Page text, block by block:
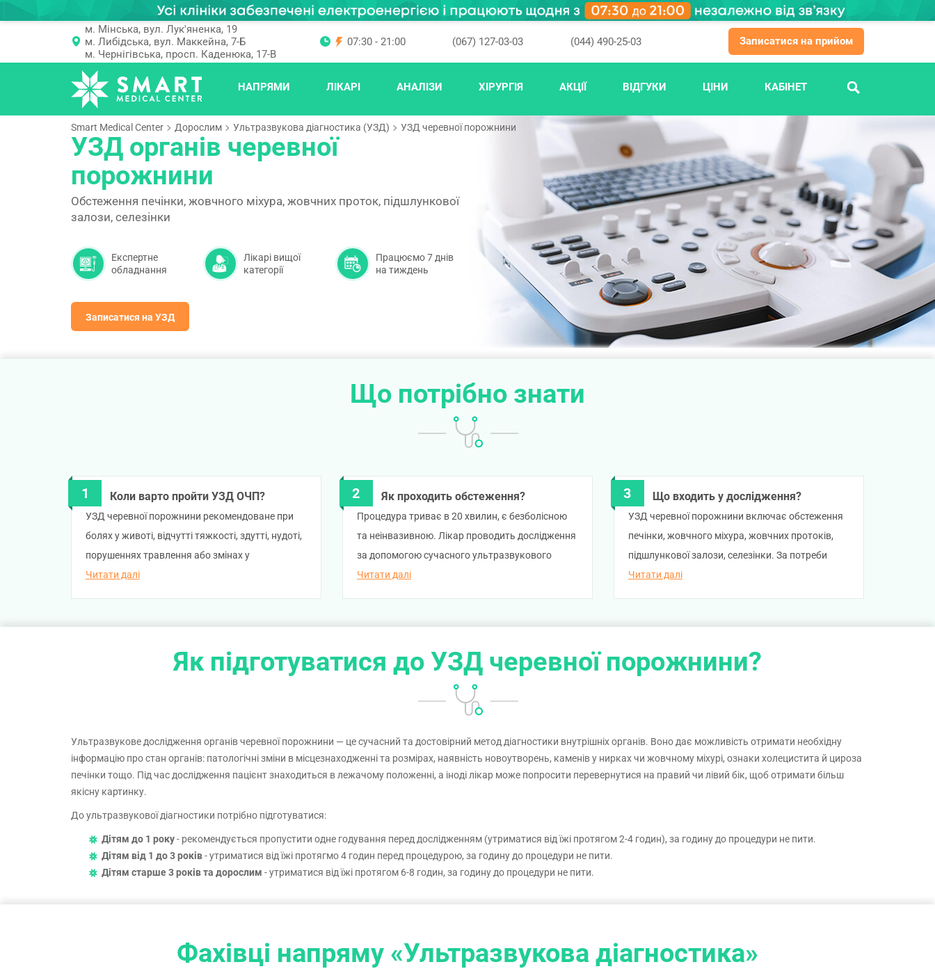
ПОШУК
м. Мінська, вул. Лук'яненка, 19
м. Либідська, вул. Маккейна, 7-Б
м. Чернігівська, просп. Каденюка, 17-В
07:30 - 21:00 (067) 127-03-03 (044) 490-25-03 Записатися на прийом
НАПРЯМИ ЛІКАРІ АНАЛІЗИ ХІРУРГІЯ АКЦІЇ ВІДГУКИ ЦІНИ КАБІНЕТ
Smart Medical Center Дорослим Ультразвукова діагностика (УЗД) УЗД черевної порожнини
УЗД органів черевної
порожнини
Обстеження печінки, жовчного міхура, жовчних проток, підшлункової
залози, селезінки
Експертне
обладнання
Лікарі вищої
категорії
Працюємо 7 днів
на тиждень
Записатися на УЗД
Що потрібно знати
Коли варто пройти УЗД ОЧП?
УЗД черевної порожнини рекомендоване при
болях у животі, відчутті тяжкості, здутті, нудоті,
порушеннях травлення або змінах у
лабораторних показниках. Також дослідження
Читати далі
Як проходить обстеження?
Процедура триває в 20 хвилин, є безболісною
та неінвазивною. Лікар проводить дослідження
за допомогою сучасного ультразвукового
обладнання, оцінюючи структуру, розміри та
Читати далі
Що входить у дослідження?
УЗД черевної порожнини включає обстеження
печінки, жовчного міхура, жовчних протоків,
підшлункової залози, селезінки. За потреби
лікар подивиться заочеревинний простір.
Читати далі
Як підготуватися до УЗД черевної порожнини?
Ультразвукове дослідження органів черевної порожнини — це сучасний та достовірний метод діагностики внутрішніх органів. Воно дає можливість отримати необхідну
інформацію про стан органів: патологічні зміни в місцезнаходженні та розмірах, наявність новоутворень, каменів у нирках чи жовчному міхурі, ознаки холецистита й цироза
печінки тощо. Під час дослідження пацієнт знаходиться в лежачому положенні, а іноді лікар може попросити перевернутися на правий чи лівий бік, щоб отримати більш
якісну картинку.
До ультразвукової діагностики потрібно підготуватися:
Дітям до 1 року- рекомендується пропустити одне годування перед дослідженням (утриматися від їжі протягом 2-4 годин), за годину до процедури не пити.
Дітям від 1 до 3 років- утриматися від їжі протягмо 4 годин перед процедурою, за годину до процедури не пити.
Дітям старше 3 років та дорослим - утриматися від їжі протягом 6-8 годин, за годину до процедури не пити.
Фахівці напряму «Ультразвукова діагностика»